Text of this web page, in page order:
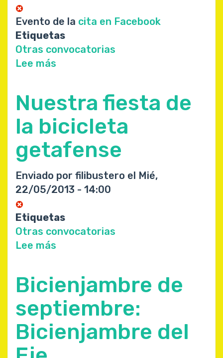
Evento de la cita en Facebook
Etiquetas
Otras convocatorias
Lee más
punto
donde
fue
atropellado
Oscar
Bautista
Nuestra fiesta de
la bicicleta
getafense
Enviado por filibustero el Mié,
22/05/2013 - 14:00
Etiquetas
Otras convocatorias
Lee más
fiesta
de
la
bicicleta
getafense
Bicienjambre de
septiembre:
Bicienjambre del